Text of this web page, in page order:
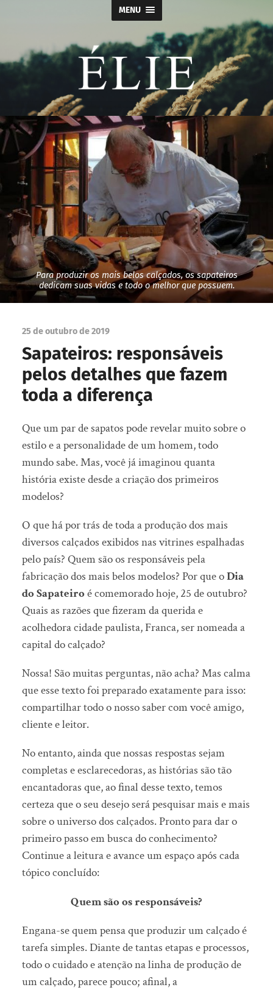
MENU
Élie
-
Calçados
e
Acessórios
Masculino
Para produzir os mais belos calçados, os sapateiros
dedicam suas vidas e todo o melhor que possuem.
25 de outubro de 2019
Sapateiros: responsáveis
pelos detalhes que fazem
toda a diferença
Que um par de sapatos pode revelar muito sobre o
estilo e a personalidade de um homem, todo
mundo sabe. Mas, você já imaginou quanta
história existe desde a criação dos primeiros
modelos?
O que há por trás de toda a produção dos mais
diversos calçados exibidos nas vitrines espalhadas
pelo país? Quem são os responsáveis pela
fabricação dos mais belos modelos? Por que oDia
do Sapateiroé comemorado hoje, 25 de outubro?
Quais as razões que fizeram da querida e
acolhedora cidade paulista, Franca, ser nomeada a
capital do calçado?
Nossa! São muitas perguntas, não acha? Mas calma
que esse texto foi preparado exatamente para isso:
compartilhar todo o nosso saber com você amigo,
cliente e leitor.
No entanto, ainda que nossas respostas sejam
completas e esclarecedoras, as histórias são tão
encantadoras que, ao final desse texto, temos
certeza que o seu desejo será pesquisar mais e mais
sobre o universo dos calçados. Pronto para dar o
primeiro passo em busca do conhecimento?
Continue a leitura e avance um espaço após cada
tópico concluído:
Quem são os responsáveis?
Engana-se quem pensa que produzir um calçado é
tarefa simples. Diante de tantas etapas e processos,
todo o cuidado e atenção na linha de produção de
um calçado, parece pouco; afinal, a